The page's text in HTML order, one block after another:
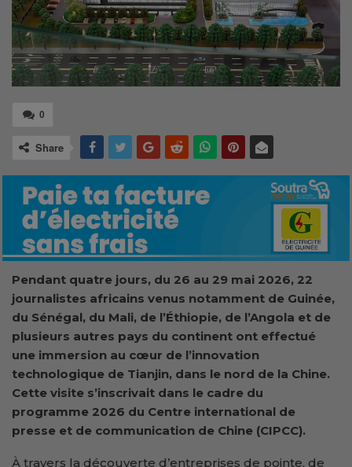
0
Share
Pendant quatre jours, du 26 au 29 mai 2026, 22
journalistes africains venus notamment de Guinée,
du Sénégal, du Mali, de l’Éthiopie, de l’Angola et de
plusieurs autres pays du continent ont effectué
une immersion au cœur de l’innovation
technologique de Tianjin, dans le nord de la Chine.
Cette visite s’inscrivait dans le cadre du
programme 2026 du Centre international de
presse et de communication de Chine (CIPCC).
À travers la découverte d’entreprises de pointe, de